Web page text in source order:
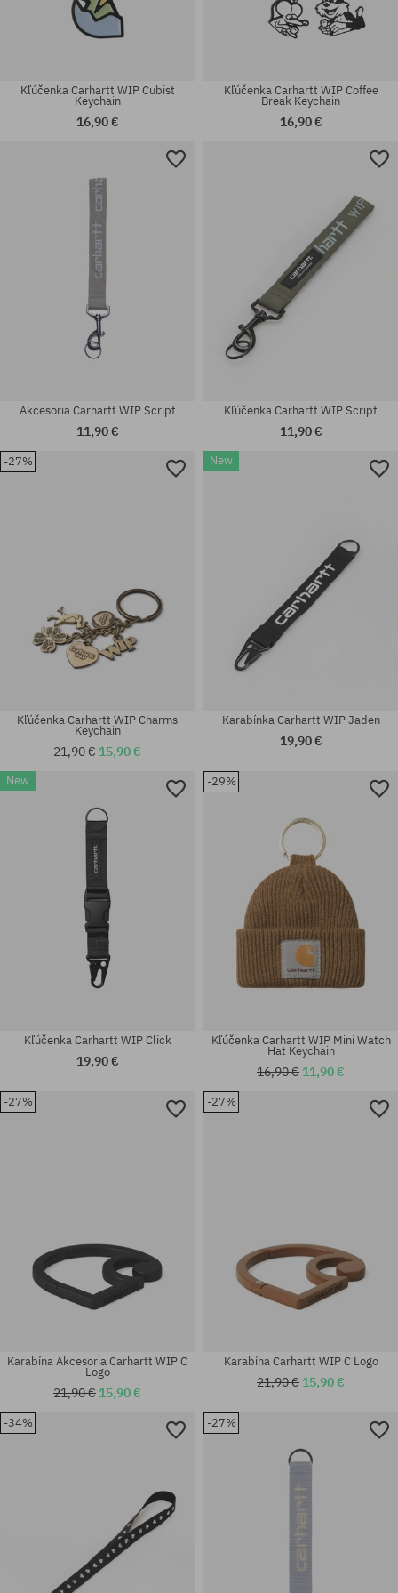
univerzálna veľkosť
Kľúčenka Carhartt WIP Cubist
Keychain
16,90 €
Kľúčenka Carhartt WIP Coffee
Break Keychain
16,90 €
univerzálna veľkosť
Akcesoria Carhartt WIP Script
11,90 €
univerzálna veľkosť
Kľúčenka Carhartt WIP Script
11,90 €
-27%
Kľúčenka Carhartt WIP Charms
Keychain
21,90 € 15,90 €
New
Karabínka Carhartt WIP Jaden
19,90 €
New
Kľúčenka Carhartt WIP Click
19,90 €
-29%
univerzálna veľkosť
Kľúčenka Carhartt WIP Mini Watch
Hat Keychain
16,90 € 11,90 €
-27%
Karabína Akcesoria Carhartt WIP C
Logo
21,90 € 15,90 €
-27%
Karabína Carhartt WIP C Logo
21,90 € 15,90 €
-34% -27%